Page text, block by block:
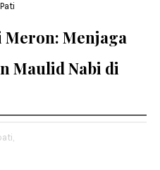
Meron: Menjaga
Maulid Nabi di